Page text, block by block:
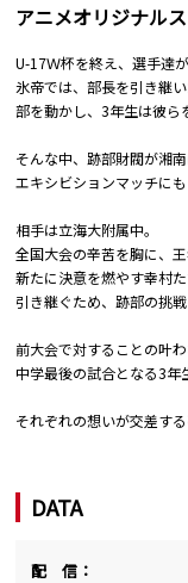
アニメオリジナル
U-17Ｗ杯を終え、選手達
氷帝では、部長を引き継
部を動かし、3年生は彼ら
そんな中、跡部財閥が湘
エキシビションマッチに
相手は――立海大附属中。
全国大会の辛苦を胸に、
新たに決意を燃やす幸村
引き継ぐため、跡部の挑戦
前大会で対することの叶
中学最後の試合となる3年
それぞれの想いが交差す
DATA
配 信：